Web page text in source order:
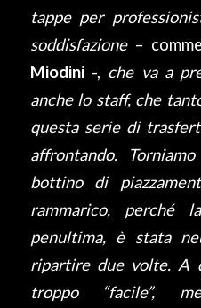
tappe per
soddisfazione –
Miodini-, che va a
anche lo staff, che
questa serie di
affrontando.
bottino di
rammarico, perché
penultima, è stata
ripartire due volte. A
troppo “facile”,